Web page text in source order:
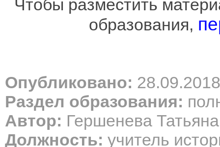
Чтобы разместить
образования,
Опубликовано: 28.09.2018
Раздел образования:
Автор: Гершенева
Должность: учитель